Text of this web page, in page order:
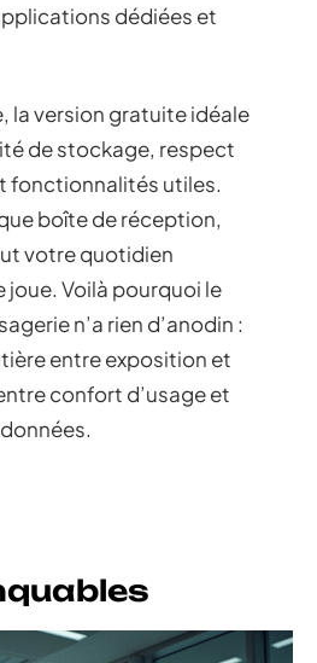
dédiées et
la version gratuite idéale
de stockage, respect
fonctionnalités utiles.
boîte de réception,
votre quotidien
joue. Voilà pourquoi le
n’a rien d’anodin :
entre exposition et
confort d’usage et